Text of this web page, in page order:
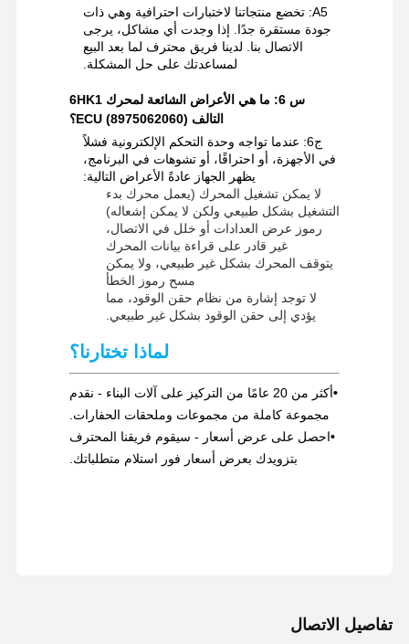
A5: تخضع منتجاتنا لاختبارات احترافية وهي ذات
جودة مستقرة جدًا. إذا وجدت أي مشاكل، يرجى
الاتصال بنا. لدينا فريق محترف لما بعد البيع
لمساعدتك على حل المشكلة.
س 6: ما هي الأعراض الشائعة لمحرك 6HK1
التالف ECU (8975062060)؟
ج6: عندما تواجه وحدة التحكم الإلكترونية فشلاً
في الأجهزة، أو احتراقًا، أو تشوهات في البرنامج،
يظهر الجهاز عادةً الأعراض التالية:
لا يمكن تشغيل المحرك (يعمل محرك بدء
التشغيل بشكل طبيعي ولكن لا يمكن إشعاله)
رموز عرض العدادات أو خلل في الاتصال،
غير قادر على قراءة بيانات المحرك
يتوقف المحرك بشكل غير طبيعي، ولا يمكن
مسح رموز الخطأ
لا توجد إشارة من نظام حقن الوقود، مما
يؤدي إلى حقن الوقود بشكل غير طبيعي.
لماذا تختارنا؟
•
أكثر من 20 عامًا من التركيز على آلات البناء - نقدم
مجموعة كاملة من مجموعات وملحقات الحفارات.
•احصل على عرض أسعار - سيقوم فريقنا المحترف
بتزويدك بعرض أسعار فور استلام متطلباتك.
تفاصيل الاتصال